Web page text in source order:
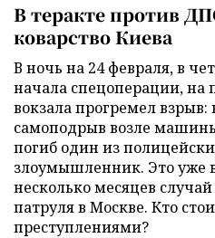
В теракте против
коварство Киева
В ночь на 24 февраля, в
начала спецоперации, на
вокзала прогремел
самоподрыв возле
погиб один из
злоумышленник. Это уже
несколько месяцев
патруля в Москве. Кто
преступлениями?